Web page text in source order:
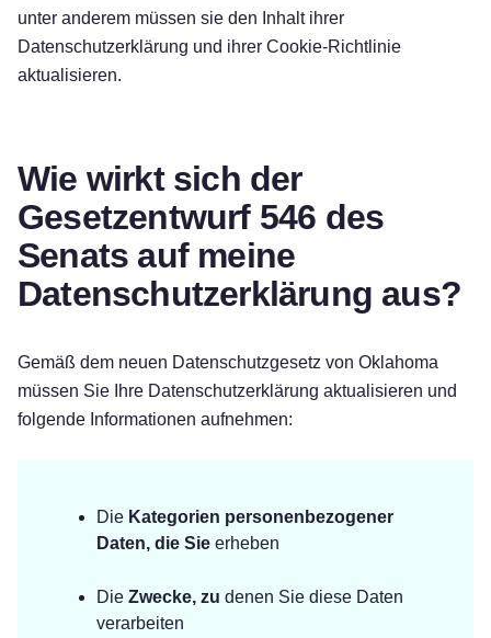
unter anderem müssen sie den Inhalt ihrer
Datenschutzerklärung und ihrer Cookie-Richtlinie
aktualisieren.
Wie wirkt sich der
Gesetzentwurf 546 des
Senats auf meine
Datenschutzerklärung aus?
Gemäß dem neuen Datenschutzgesetz von Oklahoma
müssen Sie Ihre Datenschutzerklärung aktualisieren und
folgende Informationen aufnehmen:
Die Kategorien personenbezogener
Daten, die Sie erheben
Die Zwecke, zu denen Sie diese Daten
verarbeiten